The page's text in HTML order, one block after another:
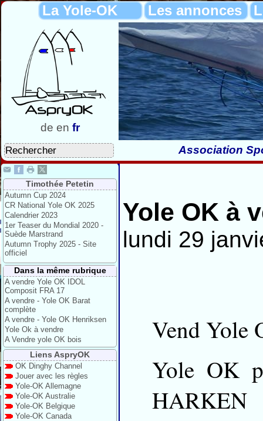
La Yole-OK Les annonces
de en fr
Association
Timothée Petetin
Autumn Cup 2024
CR National Yole OK 2025
Calendrier 2023
1er Teaser du Mondial 2020 -
Suède Marstrand
Autumn Trophy 2025 - Site
officiel
Dans la même rubrique
A vendre Yole OK IDOL
Composit FRA 17
A vendre - Yole OK Barat
complète
A vendre - Yole OK Henriksen
Yole Ok à vendre
A Vendre yole OK bois
Liens AspryOK
OK Dinghy Channel
Jouer avec les règles
Yole-OK Allemagne
Yole-OK Australie
Yole-OK Belgique
Yole-OK Canada
Yole OK à
lundi 29
Vend Yole
Yole OK
HARKEN